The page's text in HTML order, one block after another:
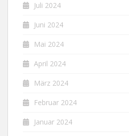
Juli 2024
Juni 2024
Mai 2024
April 2024
März 2024
Februar 2024
Januar 2024